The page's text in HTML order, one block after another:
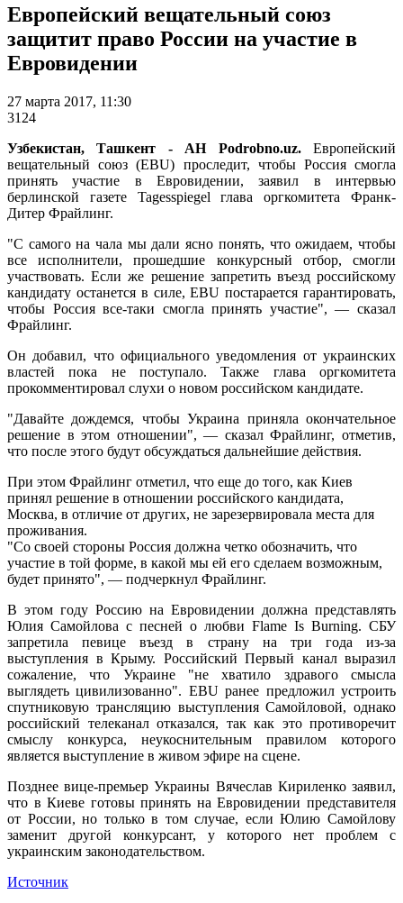
Европейский вещательный союз
защитит право России на участие в
Евровидении
27 марта 2017, 11:30
3124
Узбекистан, Ташкент - АН Podrobno.uz.Европейский
вещательный союз (EBU) проследит, чтобы Россия смогла
принять участие в Евровидении, заявил в интервью
берлинской газете Tagesspiegel глава оргкомитета Франк-
Дитер Фрайлинг.
"С самого на чала мы дали ясно понять, что ожидаем, чтобы
все исполнители, прошедшие конкурсный отбор, смогли
участвовать. Если же решение запретить въезд российскому
кандидату останется в силе, EBU постарается гарантировать,
чтобы Россия все-таки смогла принять участие", — сказал
Фрайлинг.
Он добавил, что официального уведомления от украинских
властей пока не поступало. Также глава оргкомитета
прокомментировал слухи о новом российском кандидате.
"Давайте дождемся, чтобы Украина приняла окончательное
решение в этом отношении", — сказал Фрайлинг, отметив,
что после этого будут обсуждаться дальнейшие действия.
При этом Фрайлинг отметил, что еще до того, как Киев
принял решение в отношении российского кандидата,
Москва, в отличие от других, не зарезервировала места для
проживания.
"Со своей стороны Россия должна четко обозначить, что
участие в той форме, в какой мы ей его сделаем возможным,
будет принято", — подчеркнул Фрайлинг.
В этом году Россию на Евровидении должна представлять
Юлия Самойлова с песней о любви Flame Is Burning. СБУ
запретила певице въезд в страну на три года из-за
выступления в Крыму. Российский Первый канал выразил
сожаление, что Украине "не хватило здравого смысла
выглядеть цивилизованно". EBU ранее предложил устроить
спутниковую трансляцию выступления Самойловой, однако
российский телеканал отказался, так как это противоречит
смыслу конкурса, неукоснительным правилом которого
является выступление в живом эфире на сцене.
Позднее вице-премьер Украины Вячеслав Кириленко заявил,
что в Киеве готовы принять на Евровидении представителя
от России, но только в том случае, если Юлию Самойлову
заменит другой конкурсант, у которого нет проблем с
украинским законодательством.
Источник